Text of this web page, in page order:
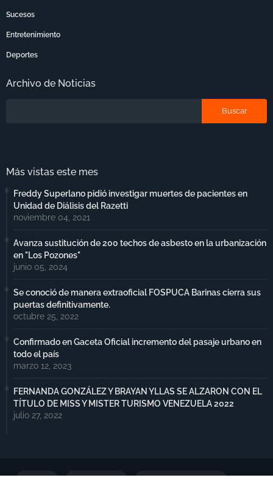
Sucesos
Entretenimiento
Deportes
Archivo de Noticias
Más vistas este mes
Freddy Superlano pidió investigar muertes de pacientes en
Unidad de Diálisis del Razetti
noviembre 04, 2021
Avanza sustitución de 200 techos de asbesto en la urbanización
en "Los Pozones"
junio 05, 2024
Se conoció de manera extraoficial FOSPUCA Barinas cierra sus
puertas definitivamente.
octubre 25, 2022
Confirmado en Gaceta Oficial incremento del pasaje urbano en
todo el país
marzo 12, 2023
FERNANDA GONZÁLEZ Y BRAYAN YLLAS SE ALZARON CON EL
TÍTULO DE MISS Y MISTER TURISMO VENEZUELA 2022
julio 27, 2022